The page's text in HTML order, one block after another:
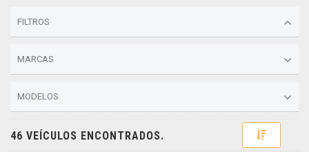
FILTROS
MARCAS
MODELOS
46 VEÍCULOS ENCONTRADOS. Toggle